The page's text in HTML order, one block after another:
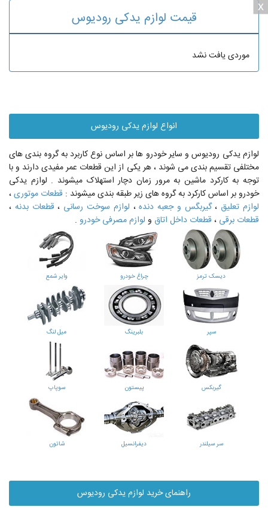
x
قیمت لوازم یدکی رودیوس
موردی یافت نشد
انواع لوازم یدکی رودیوس
لوازم یدکی رودیوس و سایر خودرو ها بر اساس نوع کاربرد به گروه بندی های
مختلفی تقسیم بندی می شوند ، هر یکی از این قطعات عمر مفیدی دارند و با
توجه به کارکرد ماشین به مرور زمان دچار استهلاک میشوند . لوازم یدکی
خودرو بر اساس کارکرد به گروه های زیر طبقه بندی میشوند : قطعات موتوری،
لوازم تعلیق ،گیربگس و جعبه دنده، لوازم سوخت رسانی ، قطعات بدنه ،
قطعات برقی ، قطعات داخل اتاق و لوازم مصرفی خودرو .
دیسک ترمز چراغ خودرو وایر شمع
سپر بلبرینگ میل لنگ
گیربکس پیستون سوپاپ
سر سیلندر دیفرانسیل شاتون
راهنمای خرید لوازم یدکی رودیوس